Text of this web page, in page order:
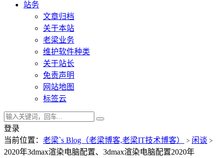
站务
文章归档
关于本站
老梁业务
维护软件种类
关于站长
免责声明
网站地图
标签云
登录
当前位置： 老梁`s Blog（老梁博客,老梁IT技术博客） > 闲谈 >
2020年3dmax渲染电脑配置、3dmax渲染电脑配置2020年